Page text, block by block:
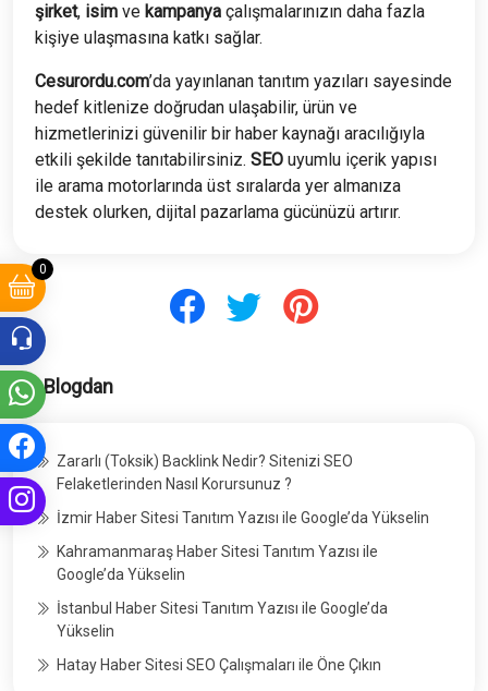
0
şirket, isim ve kampanya çalışmalarınızın daha fazla
kişiye ulaşmasına katkı sağlar.
Cesurordu.com’da yayınlanan tanıtım yazıları sayesinde
hedef kitlenize doğrudan ulaşabilir, ürün ve
hizmetlerinizi güvenilir bir haber kaynağı aracılığıyla
etkili şekilde tanıtabilirsiniz. SEO uyumlu içerik yapısı
ile arama motorlarında üst sıralarda yer almanıza
destek olurken, dijital pazarlama gücünüzü artırır.
Blogdan
Zararlı (Toksik) Backlink Nedir? Sitenizi SEO
Felaketlerinden Nasıl Korursunuz ?
İzmir Haber Sitesi Tanıtım Yazısı ile Google’da Yükselin
Kahramanmaraş Haber Sitesi Tanıtım Yazısı ile
Google’da Yükselin
İstanbul Haber Sitesi Tanıtım Yazısı ile Google’da
Yükselin
Hatay Haber Sitesi SEO Çalışmaları ile Öne Çıkın